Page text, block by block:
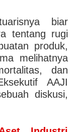
biar
tentang rugi
produk,
melihatnya
dan
AAJI
diskusi,